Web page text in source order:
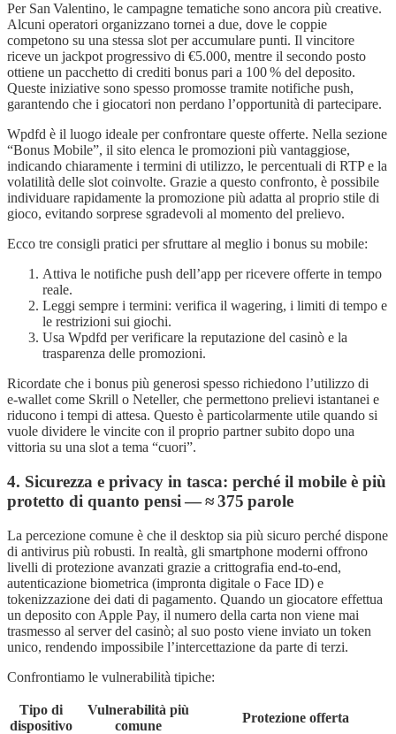
Per San Valentino, le campagne tematiche sono ancora più creative.
Alcuni operatori organizzano tornei a due, dove le coppie
competono su una stessa slot per accumulare punti. Il vincitore
riceve un jackpot progressivo di €5.000, mentre il secondo posto
ottiene un pacchetto di crediti bonus pari a 100 % del deposito.
Queste iniziative sono spesso promosse tramite notifiche push,
garantendo che i giocatori non perdano l’opportunità di partecipare.
Wpdfd è il luogo ideale per confrontare queste offerte. Nella sezione
“Bonus Mobile”, il sito elenca le promozioni più vantaggiose,
indicando chiaramente i termini di utilizzo, le percentuali di RTP e la
volatilità delle slot coinvolte. Grazie a questo confronto, è possibile
individuare rapidamente la promozione più adatta al proprio stile di
gioco, evitando sorprese sgradevoli al momento del prelievo.
Ecco tre consigli pratici per sfruttare al meglio i bonus su mobile:
Attiva le notifiche push dell’app per ricevere offerte in tempo
reale.
Leggi sempre i termini: verifica il wagering, i limiti di tempo e
le restrizioni sui giochi.
Usa Wpdfd per verificare la reputazione del casinò e la
trasparenza delle promozioni.
Ricordate che i bonus più generosi spesso richiedono l’utilizzo di
e‑wallet come Skrill o Neteller, che permettono prelievi istantanei e
riducono i tempi di attesa. Questo è particolarmente utile quando si
vuole dividere le vincite con il proprio partner subito dopo una
vittoria su una slot a tema “cuori”.
4. Sicurezza e privacy in tasca: perché il mobile è più
protetto di quanto pensi — ≈ 375 parole
La percezione comune è che il desktop sia più sicuro perché dispone
di antivirus più robusti. In realtà, gli smartphone moderni offrono
livelli di protezione avanzati grazie a crittografia end‑to‑end,
autenticazione biometrica (impronta digitale o Face ID) e
tokenizzazione dei dati di pagamento. Quando un giocatore effettua
un deposito con Apple Pay, il numero della carta non viene mai
trasmesso al server del casinò; al suo posto viene inviato un token
unico, rendendo impossibile l’intercettazione da parte di terzi.
Confrontiamo le vulnerabilità tipiche:
Tipo di
dispositivo
Vulnerabilità più
comune
Protezione offerta